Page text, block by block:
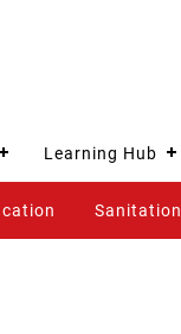
Learning Hub
Sanitation